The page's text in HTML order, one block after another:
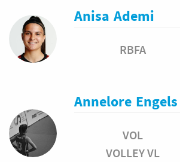
Anisa Ademi
RBFA
Annelore Engels
VOL
VOLLEY VL